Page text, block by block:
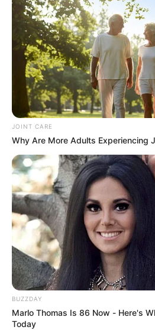
COMPARTIR
ALERTA BOGOTÁ EN
TEMAS RELACIONADOS
MOTOS CARRERA
MANTÉNGASE EN
Tenemos todas las
interesan. Para
favor, active las
ACTIVAR AHORA
JOINT CARE
Why Are More Adults Experiencing
BUZZDAY
Marlo Thomas Is 86 Now - Here's
Today